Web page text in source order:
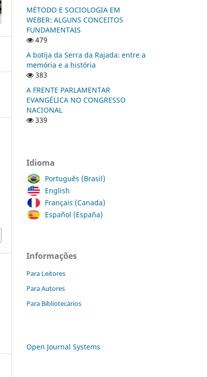
MÉTODO E SOCIOLOGIA EM
WEBER: ALGUNS CONCEITOS
FUNDAMENTAIS
479
A botija da Serra da Rajada: entre a
memória e a história
383
A FRENTE PARLAMENTAR
EVANGÉLICA NO CONGRESSO
NACIONAL
339
Idioma
Português (Brasil)
English
Français (Canada)
Español (España)
Informações
Para Leitores
Para Autores
Para Bibliotecários
Open Journal Systems